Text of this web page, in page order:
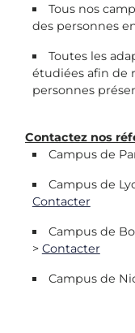
Tous nos
des personnes
Toutes les
étudiées afin de
personnes
Contactez nos
Campus de
Campus de
Contacter
Campus de
> Contacter
Campus de